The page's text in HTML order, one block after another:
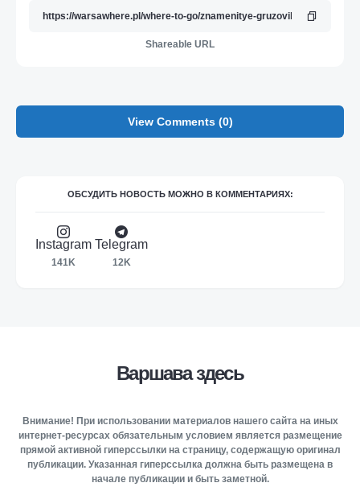
Shareable URL
View Comments (0)
ОБСУДИТЬ НОВОСТЬ МОЖНО В КОММЕНТАРИЯХ:
Instagram
141K
Telegram
12K
Варшава здесь
Внимание! При использовании материалов нашего сайта на иных
интернет-ресурсах обязательным условием является размещение
прямой активной гиперссылки на страницу, содержащую оригинал
публикации. Указанная гиперссылка должна быть размещена в
начале публикации и быть заметной.